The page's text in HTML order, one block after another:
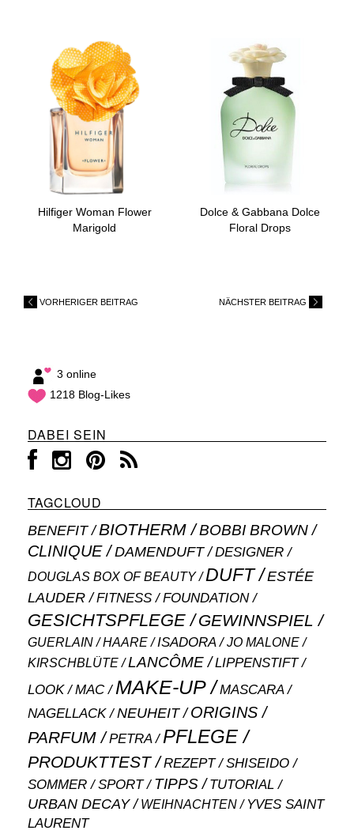
Hilfiger Woman Flower
Marigold
Dolce & Gabbana Dolce
Floral Drops
VORHERIGER BEITRAG NÄCHSTER BEITRAG
3 online
1218 Blog-Likes
DABEI SEIN
TAGCLOUD
BENEFIT BIOTHERM BOBBI BROWN
CLINIQUE DAMENDUFT DESIGNER
DOUGLAS BOX OF BEAUTY DUFT
ESTÉE
LAUDER
FITNESS FOUNDATION
GESICHTSPFLEGE GEWINNSPIEL
GUERLAIN HAARE ISADORA JO MALONE
KIRSCHBLÜTE LANCÔME LIPPENSTIFT
LOOK MAC MAKE-UP MASCARA
NAGELLACK NEUHEIT ORIGINS
PARFUM PETRA PFLEGE
PRODUKTTEST REZEPT SHISEIDO
SOMMER SPORT TIPPS TUTORIAL
URBAN DECAY WEIHNACHTEN
YVES SAINT
LAURENT